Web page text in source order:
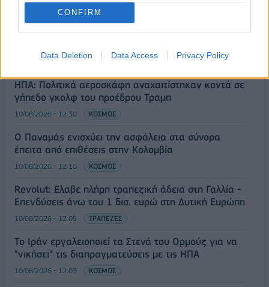
CONFIRM
Data Deletion Data Access Privacy Policy
10/08/2026 - 12:43 ΚΟΣΜΟΣ
Μικρές διακυμάνσεις στο πετρέλαιο, με φόντο τη
ΟΙΚΟΝΟΜΙΑ
ΗΠΑ: Πολιτικά αεροσκάφη αναχαιτίστηκαν κοντά σε
γήπεδο γκολφ του προέδρου Τραμπ
10/08/2026 - 12:30 ΚΟΣΜΟΣ
Ο Παναμάς ενισχύει την ασφάλεια στα σύνορα
έπειτα από επιθέσεις στην Κολομβία
10/08/2026 - 12:16 ΚΟΣΜΟΣ
Revolut: Ελαβε πλήρη τραπεζική άδεια στη Γαλλία -
Επενδύσεις άνω του 1 δισ. ευρώ στη Δυτική Ευρώπη
10/08/2026 - 12:05 ΤΡΑΠΕΖΕΣ
Το Ιράν εργαλειοποιεί τα Στενά του Ορμούζ για να
"νικήσει" τις διαπραγματεύσεις με τις ΗΠΑ
10/08/2026 - 12:03 ΚΟΣΜΟΣ